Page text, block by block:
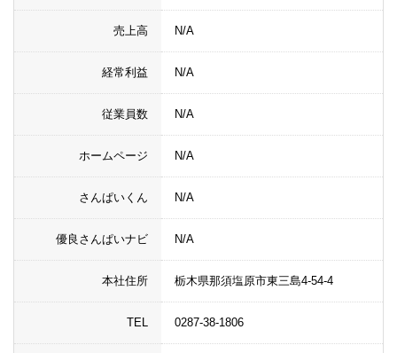
売上高 N/A
経常利益 N/A
従業員数 N/A
ホームページ N/A
さんぱいくん N/A
優良さんぱいナビ N/A
本社住所 栃木県那須塩原市東三島4-54-4
TEL 0287-38-1806